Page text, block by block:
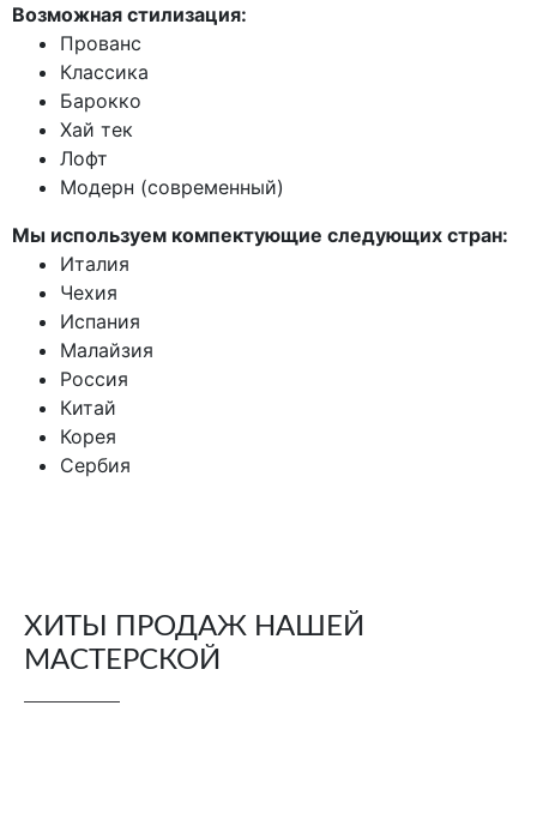
Возможная стилизация:
Прованс
Классика
Барокко
Хай тек
Лофт
Модерн (современный)
Мы используем компектующие следующих стран:
Италия
Чехия
Испания
Малайзия
Россия
Китай
Корея
Сербия
ХИТЫ ПРОДАЖ НАШЕЙ
МАСТЕРСКОЙ